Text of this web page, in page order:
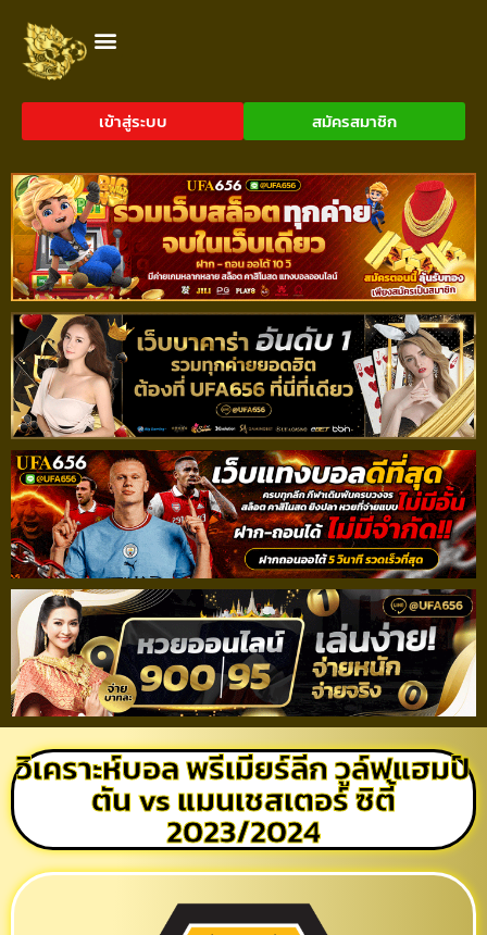
เข้าสู่ระบบ สมัครสมาชิก
วิเคราะห์บอล พรีเมียร์ลีก วูล์ฟแฮมป์
ตัน vs แมนเชสเตอร์ ซิตี้
2023/2024